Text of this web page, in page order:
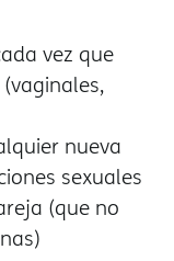
vez que
nueva
sexuales
(que no